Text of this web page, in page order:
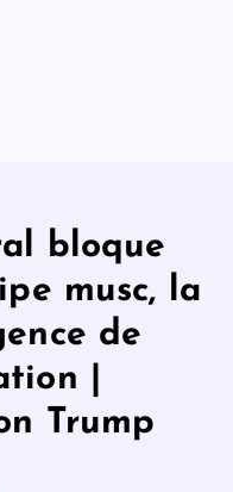
bloque
musc, la
de
|
Trump